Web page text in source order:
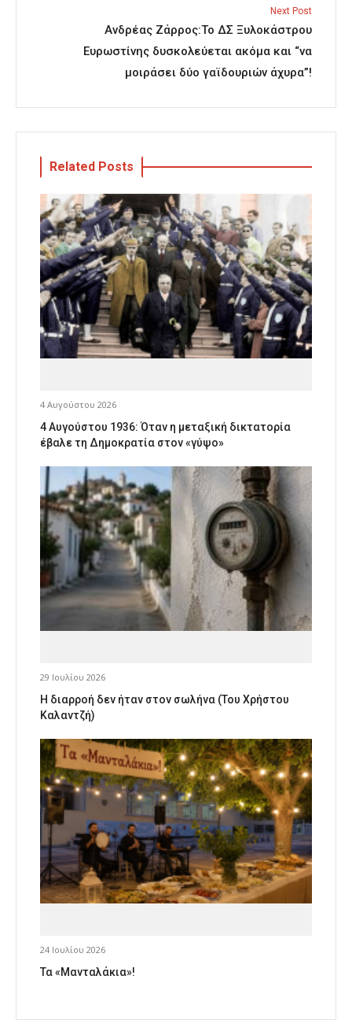
Next Post
Ανδρέας Ζάρρος:Το ΔΣ Ξυλοκάστρου
Ευρωστίνης δυσκολεύεται ακόμα και “να
μοιράσει δύο γαϊδουριών άχυρα”!
Related Posts
4 Αυγούστου 2026
4 Αυγούστου 1936: Όταν η μεταξική δικτατορία
έβαλε τη Δημοκρατία στον «γύψο»
29 Ιουλίου 2026
Η διαρροή δεν ήταν στον σωλήνα (Του Χρήστου
Καλαντζή)
24 Ιουλίου 2026
Τα «Μανταλάκια»!